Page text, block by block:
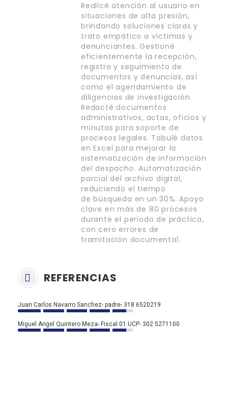
Realicé atención al usuario en
situaciones de alta presión,
brindando soluciones claras y
trato empático a víctimas y
denunciantes. Gestioné
eficientemente la recepción,
registro y seguimiento de
documentos y denuncias, así
como el agendamiento de
diligencias de investigación.
Redacté documentos
administrativos, actas, oficios y
minutas para soporte de
procesos legales. Tabulé datos
en Excel para mejorar la
sistematización de información
del despacho. Automatización
parcial del archivo digital,
reduciendo el tiempo
de búsqueda en un 30%. Apoyo
clave en más de 80 procesos
durante el periodo de práctica,
con cero errores de
tramitación documental.
REFERENCIAS
Juan Carlos Navarro Sanchez- padre- 318 6520219
Miguel Angel Quintero Meza- Fiscal 01 UCP- 302 5271100